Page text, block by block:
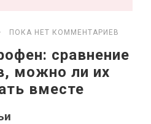
ПОКА НЕТ КОММЕНТАРИЕВ
сравнение
можно ли их
вместе